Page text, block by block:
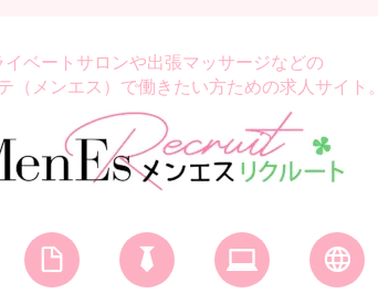
イベートサロンや出張マッサージなどの
（メンエス）で働きたい方ための求人サイト。